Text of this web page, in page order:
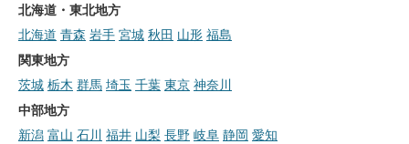
北海道・東北地方
北海道 青森 岩手 宮城 秋田 山形 福島
関東地方
茨城 栃木 群馬 埼玉 千葉 東京 神奈川
中部地方
新潟 富山 石川 福井 山梨 長野 岐阜 静岡 愛知